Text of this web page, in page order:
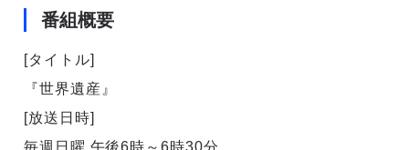
番組概要
[タイトル]
『世界遺産』
[放送日時]